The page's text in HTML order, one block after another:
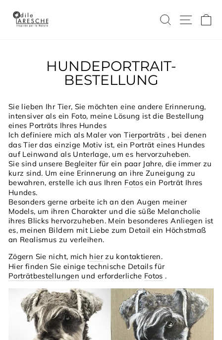
zum
Inhalt
SUCHE
HUNDEPORTRAIT-
BESTELLUNG
Sie lieben Ihr Tier, Sie möchten eine andere Erinnerung,
intensiver als ein Foto, meine Lösung ist die Bestellung
eines Porträts Ihres Hundes
Ich definiere mich als Maler vonTierporträts , bei denen
das Tier das einzige Motiv ist, ein Porträt eines Hundes
auf Leinwand als Unterlage, um es hervorzuheben.
Sie sind unsere Begleiter für ein paar Jahre, die immer zu
kurz sind. Um eine Erinnerung an ihre Zuneigung zu
bewahren, erstelle ich aus Ihren Fotos ein Porträt Ihres
Hundes.
Besonders gerne arbeite ich an den Augen meiner
Models, um ihren Charakter und die süße Melancholie
ihres Blicks hervorzuheben. Mein besonderes Anliegen ist
es, meinen Bildern mit Liebe zum Detail ein Höchstmaß
an Realismus zu verleihen.
Zögern Sie nicht, mich hierzu kontaktieren.
Hier finden Sie einige technische Details für
Porträtbestellungen und erforderliche Fotos .